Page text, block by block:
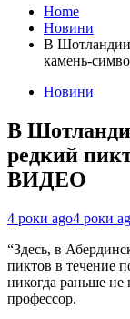
Home
Новини
В Шотландии
камень-
Новини
В
редкий
ВИДЕО
4 роки ago4 роки
“Здесь, в
пиктов в течение
никогда раньше
профессор.